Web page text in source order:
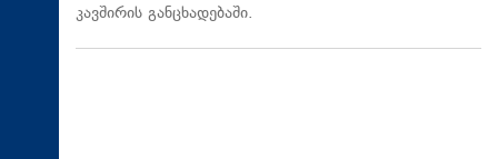
კავშირის განცხადებაში.